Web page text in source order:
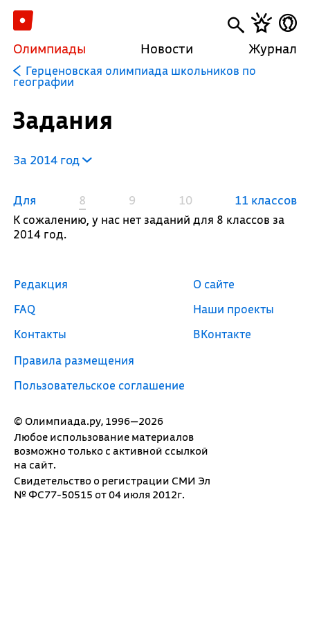
Олимпиады Новости Журнал
Герценовская олимпиада школьников по
географии
Задания
За 2014 год
Для 8 9 10 11 классов
К сожалению, у нас нет заданий для 8 классов за
2014 год.
© Олимпиада.ру, 1996—2026
Любое использование материалов
возможно только с активной ссылкой
на сайт.
Свидетельство о регистрации СМИ Эл
№ ФС77-50515 от 04 июля 2012г.
Редакция
FAQ
Контакты
Правила размещения
Пользовательское соглашение
О сайте
Наши проекты
ВКонтакте